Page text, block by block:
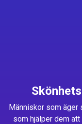
Människor som äger
som hjälper dem